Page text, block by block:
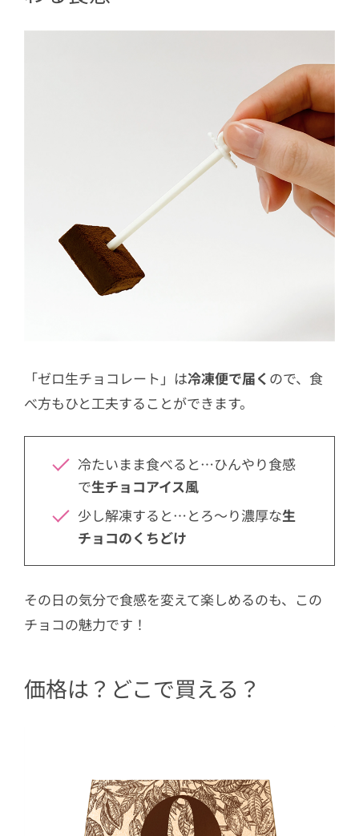
「ゼロ生チョコレート」は冷凍便で届く ので、食
べ方もひと工夫することができます。
冷たいまま食べると…ひんやり食感
で生チョコアイス風
少し解凍すると…とろ〜り濃厚な生
チョコのくちどけ
その日の気分で食感を変えて楽しめるのも、この
チョコの魅力です！
価格は？どこで買える？